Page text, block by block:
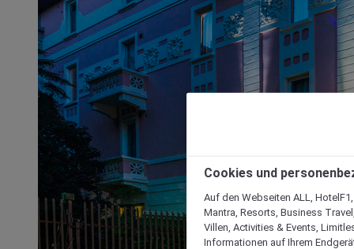
Cookies und
Auf den Webseiten ALL,
Mantra, Resorts, Business
Villen, Activities & Events,
Informationen auf Ihrem